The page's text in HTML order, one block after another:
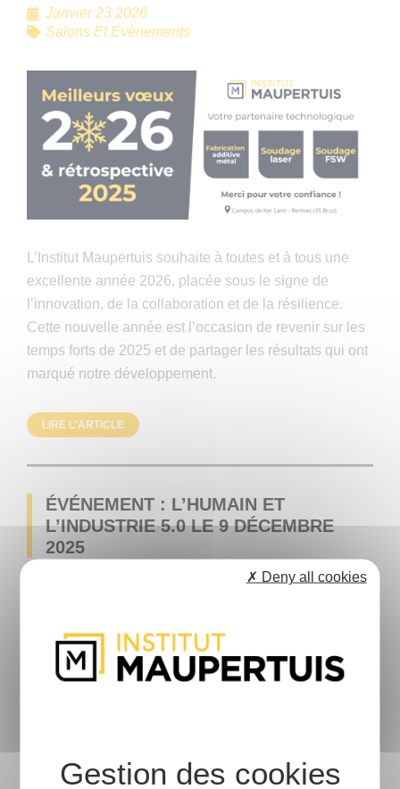
Janvier 23 2026
Salons Et Évènements
L’Institut Maupertuis souhaite à toutes et à tous une
excellente année 2026, placée sous le signe de
l’innovation, de la collaboration et de la résilience.
Cette nouvelle année est l’occasion de revenir sur les
temps forts de 2025 et de partager les résultats qui ont
marqué notre développement.
LIRE L'ARTICLE
ÉVÉNEMENT : L’HUMAIN ET
L’INDUSTRIE 5.0 LE 9 DÉCEMBRE
2025
✗ Deny all cookies